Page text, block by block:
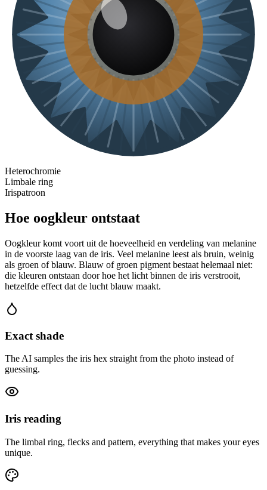
Heterochromie
Limbale ring
Irispatroon
Hoe oogkleur ontstaat
Oogkleur komt voort uit de hoeveelheid en verdeling van melanine
in de voorste laag van de iris. Veel melanine leest als bruin, weinig
als groen of blauw. Blauw of groen pigment bestaat helemaal niet:
die kleuren ontstaan door hoe het licht binnen de iris verstrooit,
hetzelfde effect dat de lucht blauw maakt.
Exact shade
The AI samples the iris hex straight from the photo instead of
guessing.
Iris reading
The limbal ring, flecks and pattern, everything that makes your eyes
unique.